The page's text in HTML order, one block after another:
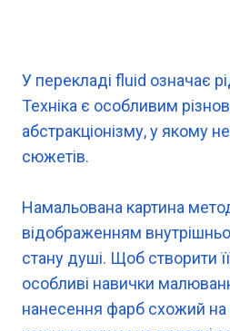
У перекладі fluid означає
Техніка є особливим
абстракціонізму, у якому
сюжетів.
Намальована картина
відображенням
стану душі. Щоб створити
особливі навички
нанесення фарб схожий